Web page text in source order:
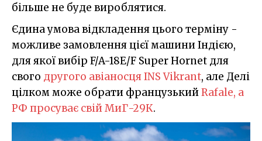
більше не буде вироблятися.
Єдина умова відкладення цього терміну -
можливе замовлення цієї машини Індією,
для якої вибір F/A-18E/F Super Hornet для
свого другого авіаносця INS Vikrant, але Делі
цілком може обрати французькийRafale, а
РФ просуває свій МиГ-29К.